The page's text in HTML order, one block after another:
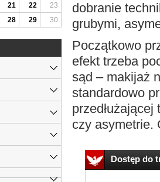
dobranie
grubymi,
Początkowo
efekt trzeba
sąd – makijaż
standardowo
czy asymetrie.
Dostęp do
21 22
23
28 29 30